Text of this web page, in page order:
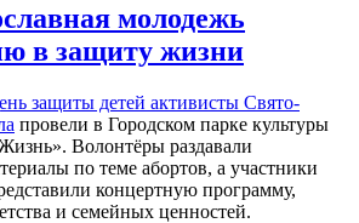
молодежь
в защиту жизни
защиты детей активисты Свято-
провели в Городском парке культуры
Волонтёры раздавали
по теме абортов, а участники
концертную программу,
и семейных ценностей.